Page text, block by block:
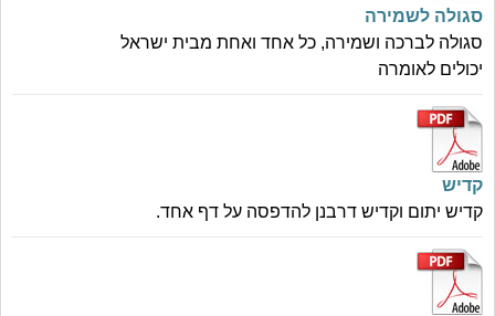
סגולה לשמירה
סגולה לברכה ושמירה, כל אחד ואחת מבית ישראל
יכולים לאומרה
קדיש
קדיש יתום וקדיש דרבנן להדפסה על דף אחד.